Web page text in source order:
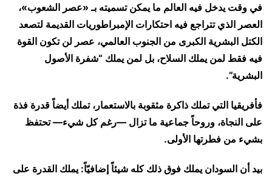
في وقت يدخل فيه العالم ما يمكن تسميته بـ «عصر الشعوب»،
العصر الذي تتراجع فيه احتكارات الإمبراطوريات القديمة لتصعد
الكتل البشرية الكبرى من الجنوب العالمي، عصر لن تكون القوة
فيه فقط لمن يملك السلاح، بل لمن يملك “شفرة الأصول
البشرية”.
فأفريقيا التي تملك ذاكرة مثقوبة بالاستعمار، تملك أيضاً قدرة فذة
على النجاة، وروحاً جماعية ما تزال —رغم كل شيء— تحتفظ
بشيء من فطرتها الأولى.
بيد أن السودان يملك فوق ذلك كله شيئاً إضافيّاً: يملك القدرة على